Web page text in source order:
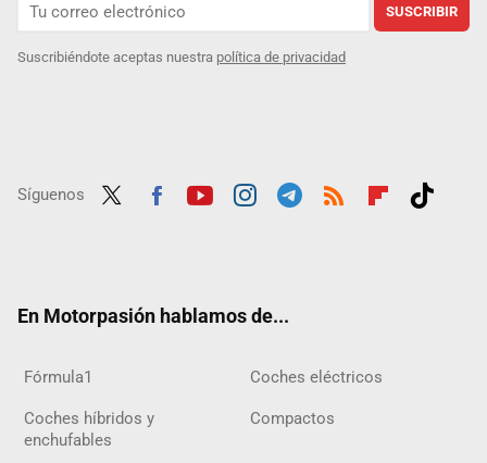
SUSCRIBIR
Suscribiéndote aceptas nuestra política de privacidad
Síguenos
En Motorpasión hablamos de...
Fórmula1 Coches eléctricos
Coches híbridos y
enchufables
Compactos